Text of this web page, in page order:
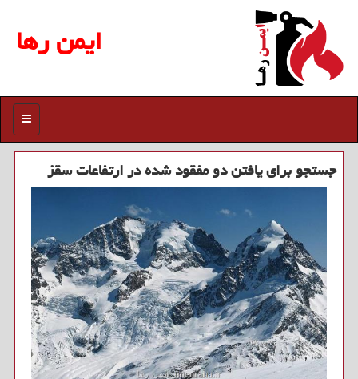
ایمن رها
منو
جستجو برای یافتن دو مفقود شده در ارتفاعات سقز